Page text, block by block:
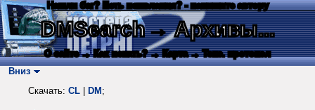
Нашли баг? Есть пожелания? - напишите автору
DMSearch→ Архивы...
О сайте → Как искать? → Карта → Текс. протокол
Вниз
Скачать: CL DM ;